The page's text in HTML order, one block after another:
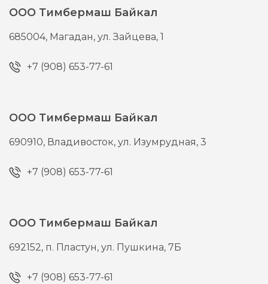
ООО Тимбермаш Байкал
685004, Магадан,ул. Зайцева, 1
+7 (908) 653-77-61
ООО Тимбермаш Байкал
690910, Владивосток,ул. Изумрудная, 3
+7 (908) 653-77-61
ООО Тимбермаш Байкал
692152, п. Пластун,ул. Пушкина, 7Б
+7 (908) 653-77-61